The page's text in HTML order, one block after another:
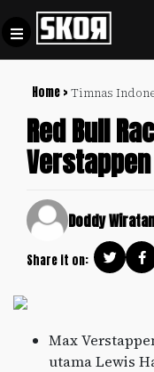
Home > Timnas
Red Bull
Doddy
Share it on:
Max
utama Lewis
Football +
Culture +
Sports
Update
+
SKOR
SPECIAL
Policy
Pedoman
Media
Siber
Disclaimer